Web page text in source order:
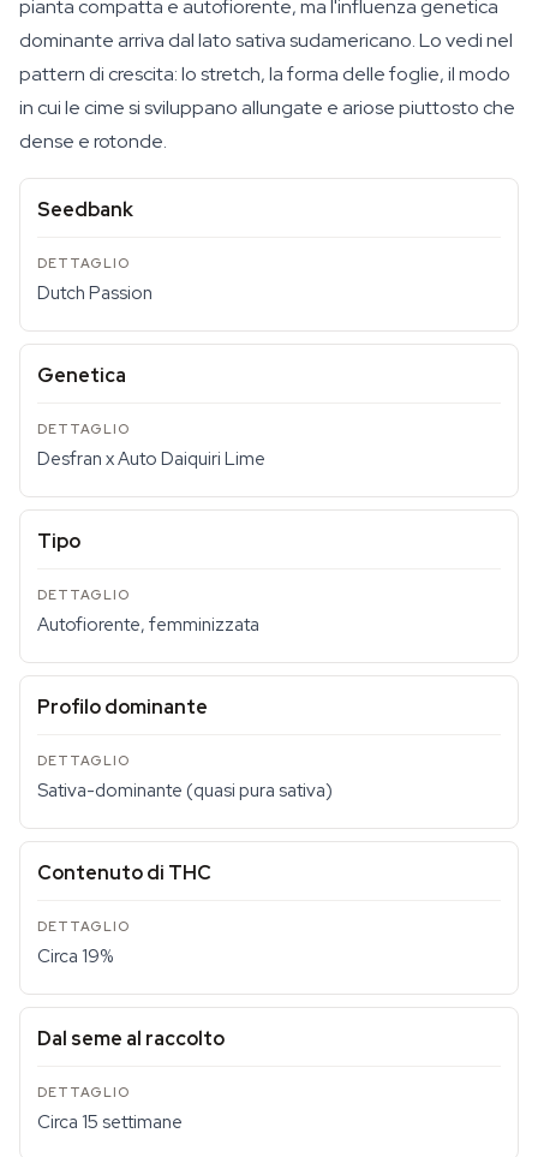
pianta compatta e autofiorente, ma l'influenza genetica
dominante arriva dal lato sativa sudamericano. Lo vedi nel
pattern di crescita: lo stretch, la forma delle foglie, il modo
in cui le cime si sviluppano allungate e ariose piuttosto che
dense e rotonde.
Seedbank
Dutch Passion
Genetica
Desfran x Auto Daiquiri Lime
Tipo
Autofiorente, femminizzata
Profilo dominante
Sativa-dominante (quasi pura sativa)
Contenuto di THC
Circa 19%
Dal seme al raccolto
Circa 15 settimane